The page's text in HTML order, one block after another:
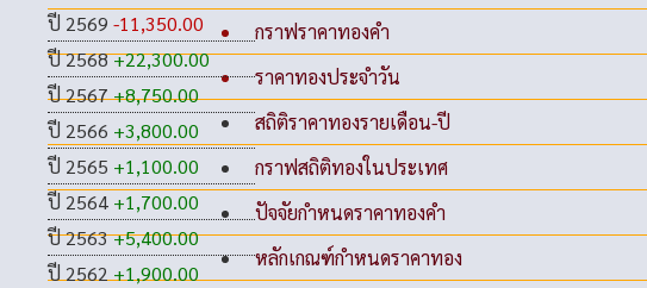
ปี 2569 -11,350.00
ปี 2568+22,300.00
ปี 2567+8,750.00
ปี 2566 +3,800.00
ปี 2565 +1,100.00
ปี 2564 +1,700.00
ปี 2563+5,400.00
ปี 2562+1,900.00
กราฟราคาทองคำ
ราคาทองประจำวัน
สถิติราคาทองรายเดือน-ปี
กราฟสถิติทองในประเทศ
ปัจจัยกำหนดราคาทองคำ
หลักเกณฑ์กำหนดราคาทอง